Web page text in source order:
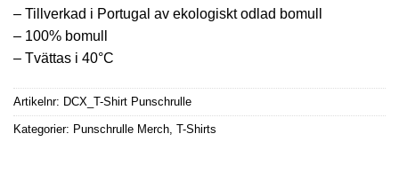
– Tillverkad i Portugal av ekologiskt odlad bomull
– 100% bomull
– Tvättas i 40°C
Artikelnr: DCX_T-Shirt Punschrulle
Kategorier: Punschrulle Merch T-Shirts